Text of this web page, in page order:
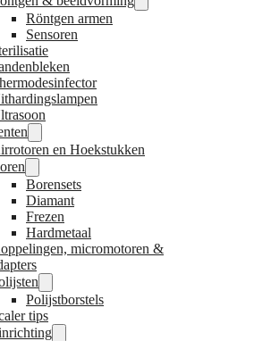
Röntgen armen
Sensoren
en Hoekstukken
Borensets
Diamant
Frezen
Hardmetaal
micromotoren &
Polijstborstels
tips